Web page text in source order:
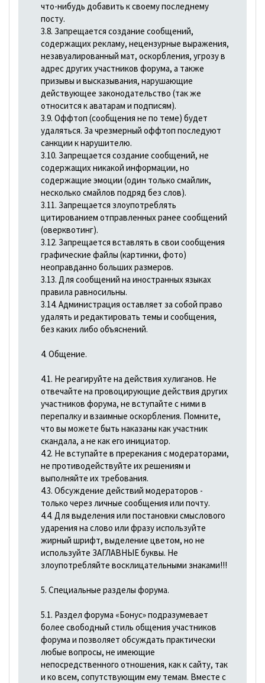
что-нибудь добавить к своему последнему
посту.
3.8. Запрещается создание сообщений,
содержащих рекламу, нецензурные выражения,
незавуалированный мат, оскорбления, угрозу в
адрес других участников форума, а также
призывы и высказывания, наpyшающие
действующее законодательство (так же
относится к аватарам и подписям).
3.9. Оффтоп (сообщения не по теме) будет
удаляться. За чрезмерный оффтоп последуют
санкции к нарушителю.
3.10. Запрещается создание сообщений, не
содержащих никакой информации, но
содержащие эмоции (один только смайлик,
несколько смайлов подряд без слов).
3.11. Запрещается злоупотреблять
цитированием отправленных ранее сообщений
(оверквотинг).
3.12. Запрещается вставлять в свои сообщения
графические файлы (картинки, фото)
неоправданно больших размеров.
3.13. Для сообщений на иностранных языках
правила равносильны.
3.14. Администрация оставляет за собой право
удалять и редактировать темы и сообщения,
без каких либо объяснений.
4. Общение.
4.1. Не реагируйте на действия хулиганов. Не
отвечайте на провоцирующие действия других
участников форума, не вступайте с ними в
перепалку и взаимные оскорбления. Помните,
что вы можете быть наказаны как участник
скандала, а не как его инициатор.
4.2. Не вступайте в пререкания с модераторами,
не противодействуйте их решениям и
выполняйте их требования.
4.3. Обсуждение действий модераторов -
только через личные сообщения или почту.
4.4. Для выделения или постановки смыслового
ударения на слово или фразу используйте
жирный шрифт, выделение цветом, но не
используйте ЗАГЛАВНЫЕ буквы. Не
злоупотребляйте восклицательными знаками!!!
5. Специальные разделы форума.
5.1. Раздел форума «Бонус» подразумевает
более свободный стиль общения участников
форума и позволяет обсуждать практически
любые вопросы, не имеющие
непосредственного отношения, как к сайту, так
и ко всем, сопутствующим ему темам. Вместе с